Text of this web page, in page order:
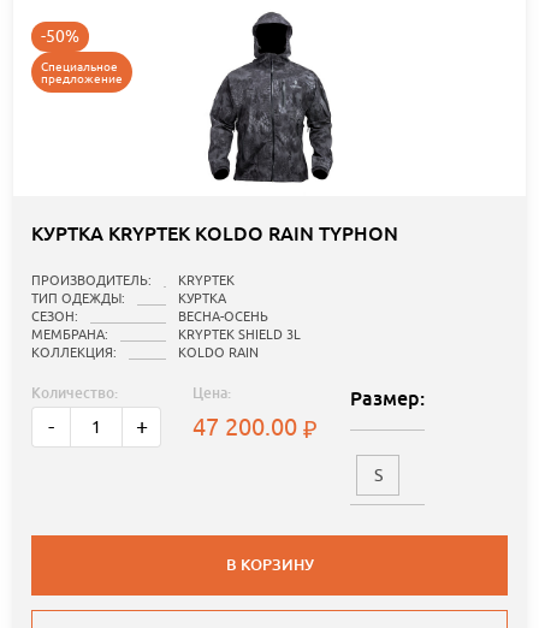
-50%
Специальное
предложение
КУРТКА KRYPTEK KOLDO RAIN TYPHON
ПРОИЗВОДИТЕЛЬ:
KRYPTEK
ТИП ОДЕЖДЫ:
КУРТКА
СЕЗОН:
ВЕСНА-ОСЕНЬ
МЕМБРАНА:
KRYPTEK SHIELD 3L
КОЛЛЕКЦИЯ:
KOLDO RAIN
Количество:
- +
Цена:
47 200.00
Размер:
S
В КОРЗИНУ